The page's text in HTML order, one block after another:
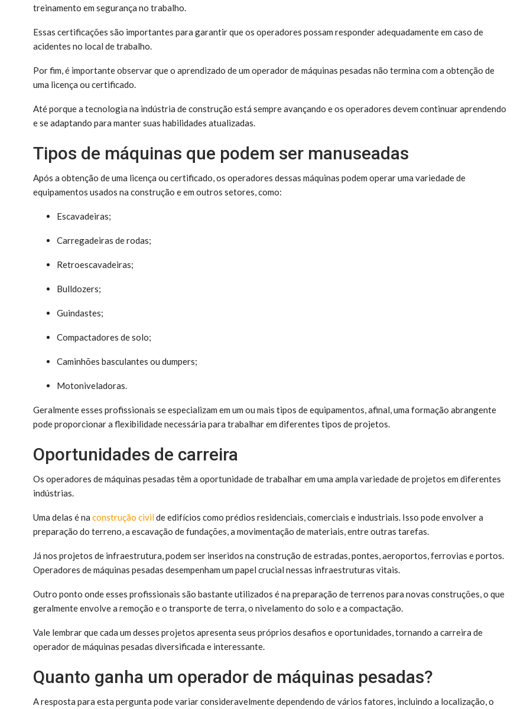
treinamento em segurança no trabalho.
Essas certificações são importantes para garantir que os operadores possam responder adequadamente em caso de
acidentes no local de trabalho.
Por fim, é importante observar que o aprendizado de um operador de máquinas pesadas não termina com a obtenção de
uma licença ou certificado.
Até porque a tecnologia na indústria de construção está sempre avançando e os operadores devem continuar aprendendo
e se adaptando para manter suas habilidades atualizadas.
Tipos de máquinas que podem ser manuseadas
Após a obtenção de uma licença ou certificado, os operadores dessas máquinas podem operar uma variedade de
equipamentos usados na construção e em outros setores, como:
Escavadeiras;
Carregadeiras de rodas;
Retroescavadeiras;
Bulldozers;
Guindastes;
Compactadores de solo;
Caminhões basculantes ou dumpers;
Motoniveladoras.
Geralmente esses profissionais se especializam em um ou mais tipos de equipamentos, afinal, uma formação abrangente
pode proporcionar a flexibilidade necessária para trabalhar em diferentes tipos de projetos.
Oportunidades de carreira
Os operadores de máquinas pesadas têm a oportunidade de trabalhar em uma ampla variedade de projetos em diferentes
indústrias.
Uma delas é na construção civilde edifícios como prédios residenciais, comerciais e industriais. Isso pode envolver a
preparação do terreno, a escavação de fundações, a movimentação de materiais, entre outras tarefas.
Já nos projetos de infraestrutura, podem ser inseridos na construção de estradas, pontes, aeroportos, ferrovias e portos.
Operadores de máquinas pesadas desempenham um papel crucial nessas infraestruturas vitais.
Outro ponto onde esses profissionais são bastante utilizados é na preparação de terrenos para novas construções, o que
geralmente envolve a remoção e o transporte de terra, o nivelamento do solo e a compactação.
Vale lembrar que cada um desses projetos apresenta seus próprios desafios e oportunidades, tornando a carreira de
operador de máquinas pesadas diversificada e interessante.
Quanto ganha um operador de máquinas pesadas?
A resposta para esta pergunta pode variar consideravelmente dependendo de vários fatores, incluindo a localização, o